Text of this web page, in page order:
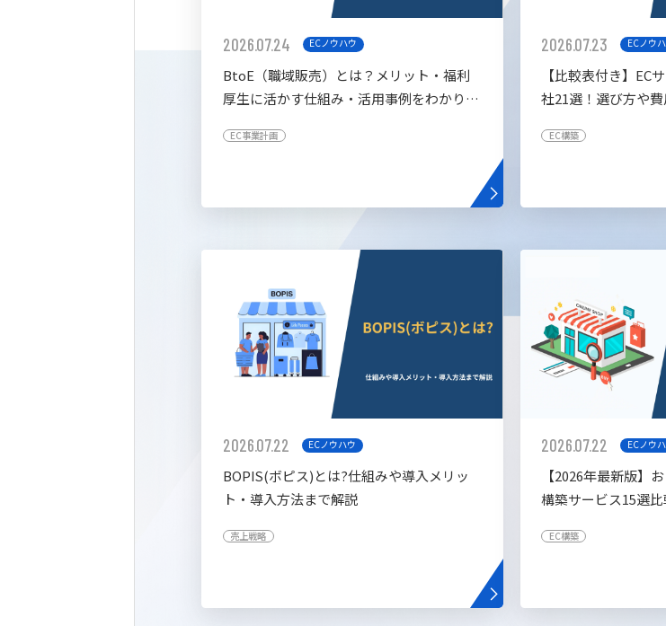
2026.07.24 ECノウハウ
BtoE（職域販売）とは？メリット・福利
厚生に活かす仕組み・活用事例をわかりや
EC事業計画
2026.07.23 ECノウ
【比較表付き】EC
社21選！選び方や
EC構築
2026.07.22 ECノウハウ
BOPIS(ボピス)とは?仕組みや導入メリッ
ト・導入方法まで解説
売上戦略
2026.07.22 ECノウ
【2026年最新版】
構築サービス15選
EC構築